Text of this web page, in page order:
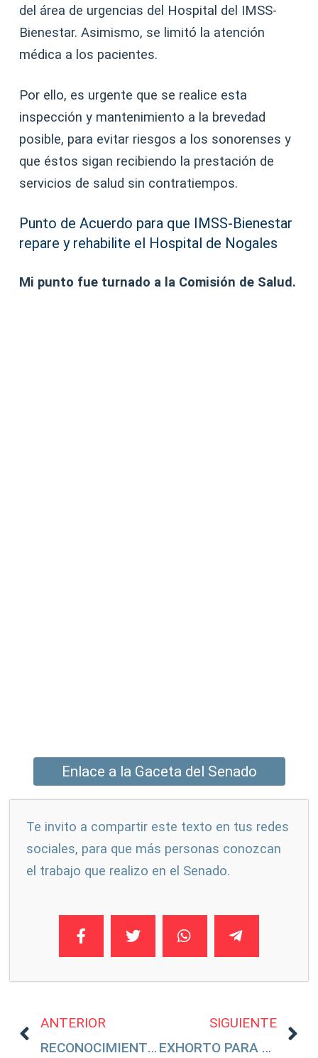
del área de urgencias del Hospital del IMSS-
Bienestar. Asimismo, se limitó la atención
médica a los pacientes.
Por ello, es urgente que se realice esta
inspección y mantenimiento a la brevedad
posible, para evitar riesgos a los sonorenses y
que éstos sigan recibiendo la prestación de
servicios de salud sin contratiempos.
Punto de Acuerdo para que IMSS-Bienestar
repare y rehabilite el Hospital de Nogales
Mi punto fue turnado a la Comisión de Salud.
Enlace a la Gaceta del Senado
Te invito a compartir este texto en tus redes
sociales, para que más personas conozcan
el trabajo que realizo en el Senado.
ANTERIOR
RECONOCIMIENTO PARA JÓVENES SONORENSES GANADORES DEL «STOCKHOLM JUNIOR WATER PRIZE»
SIGUIENTE
EXHORTO PARA QUE AMLO EXPRESE SU RECHAZO ENÉRGICO AL TERRORISMO DE HAMÁS